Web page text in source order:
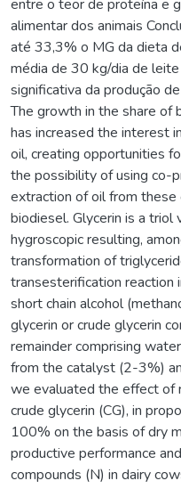
entre o teor de proteína e
alimentar dos animais
até 33,3% o MG da dieta
média de 30 kg/dia de
significativa da produção
The growth in the share of
has increased the interest
oil, creating opportunities
the possibility of using co-
extraction of oil from
biodiesel. Glycerin is a triol
hygroscopic resulting,
transformation of
transesterification reaction
short chain alcohol
glycerin or crude glycerin
remainder comprising
from the catalyst (2-3%)
we evaluated the effect of
crude glycerin (CG), in
100% on the basis of dry
productive performance
compounds (N) in dairy